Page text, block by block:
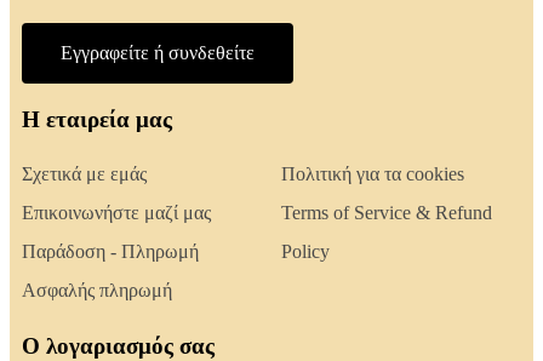
Εγγραφείτε ή συνδεθείτε
Η εταιρεία μας
Σχετικά με εμάς
Επικοινωνήστε μαζί μας
Παράδοση - Πληρωμή
Ασφαλής πληρωμή
Πολιτική για τα cookies
Terms of Service & Refund
Policy
Ο λογαριασμός σας